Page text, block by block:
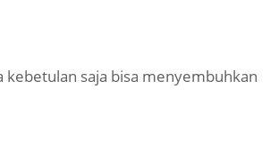
kebetulan saja bisa menyembuhkan